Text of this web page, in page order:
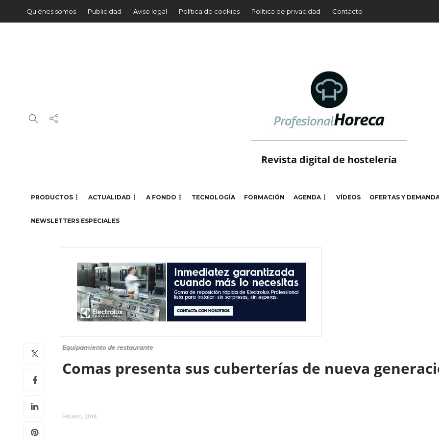
Quiénes somos Publicidad Aviso legal Política de cookies Política de privacidad Contacto
Revista digital de hostelería
PRODUCTOS ACTUALIDAD A FONDO TECNOLOGÍA FORMACIÓN AGENDA VÍDEOS OFERTAS Y
NEWSLETTERS ESPECIALES
Equipamiento de restaurante
Comas presenta sus cuberterías de nueva
Febrero, 2018